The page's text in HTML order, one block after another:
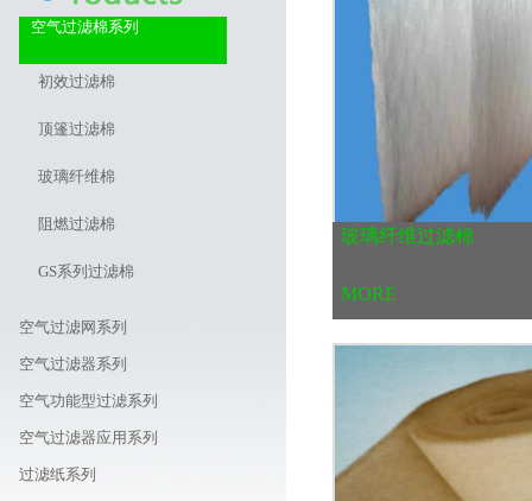
空气过滤棉系列
初效过滤棉
顶篷过滤棉
玻璃纤维棉
阻燃过滤棉
GS系列过滤棉
空气过滤网系列
空气过滤器系列
空气功能型过滤系列
空气过滤器应用系列
过滤纸系列
玻璃纤维过滤棉
MORE